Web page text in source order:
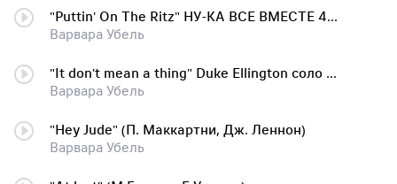
"Puttin' On The Ritz" НУ-КА ВСЕ ВМЕСТЕ 4 сезон
Варвара Убель
"It don't mean a thing" Duke Ellington соло на саксофоне Курмет Серикбаев
Варвара Убель
"Hey Jude" (П. Маккартни, Дж. Леннон)
Варвара Убель